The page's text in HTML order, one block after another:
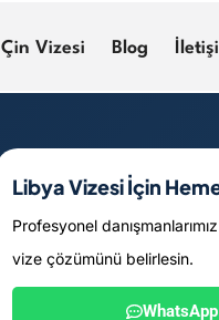
Çin Vizesi Blog
Libya Vizesi İçin
Profesyonel
vize çözümünü belirlesin.